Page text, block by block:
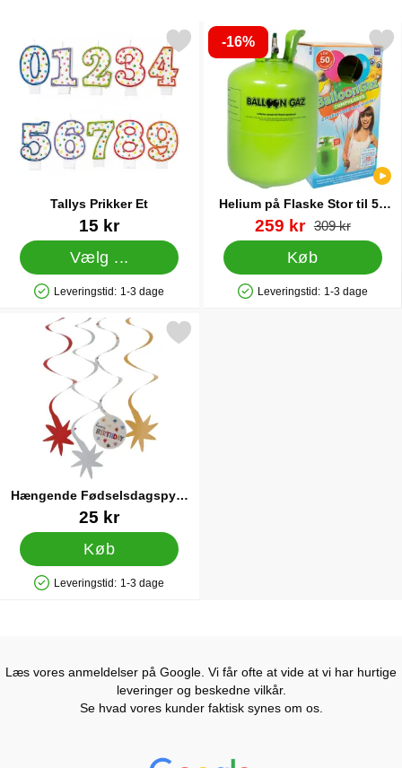
Tallys Prikker Et
Varenr 2000615 kr
Vælg ...
Produkttilgængelighed: På lager
Leveringstid: 1-3 dage
Markér tallys Prikker Et som favorit
-16%
Helium på Flaske Stor til 50
Balloner (20-25 cm)
Varenr 13480
pris
259 kr pris
309 kr
Køb
Produkttilgængelighed: På lager
Leveringstid: 1-3 dage
Markér helium på Flaske Stor til 50
Hængende Fødselsdagspynt
med Stjerner 6-pak
Varenr 8638525 kr
Køb
Produkttilgængelighed: På lager
Leveringstid: 1-3 dage
hængende Fødselsdagspynt med Stjerner 6-pak som favorit
Læs vores anmeldelser på Google. Vi får ofte at vide at vi har hurtige
leveringer og beskedne vilkår.
Se hvad vores kunder faktisk synes om os.
Prisjakt Anmeldelser: 4.7 Stjerne